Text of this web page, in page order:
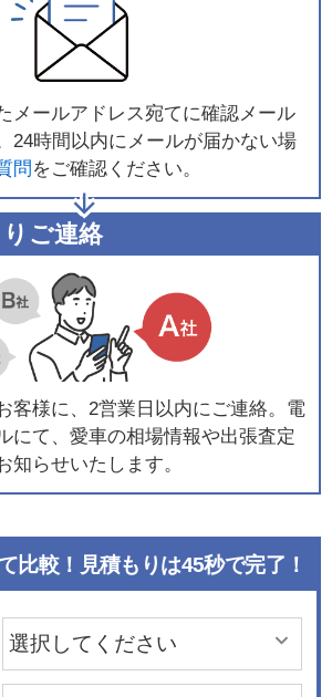
メールアドレス宛てに確認メール
24時間以内にメールが届かない場
問 をご確認ください。
ご連絡
客様に、2営業日以内にご連絡。電
にて、愛車の相場情報や出張査定
知らせいたします。
比較！見積もりは45秒で完了！